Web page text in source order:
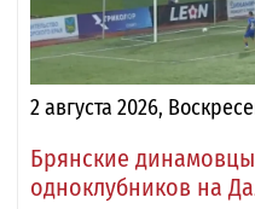
2 августа 2026,
Брянские
одноклубников на